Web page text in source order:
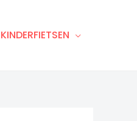
KINDERFIETSEN